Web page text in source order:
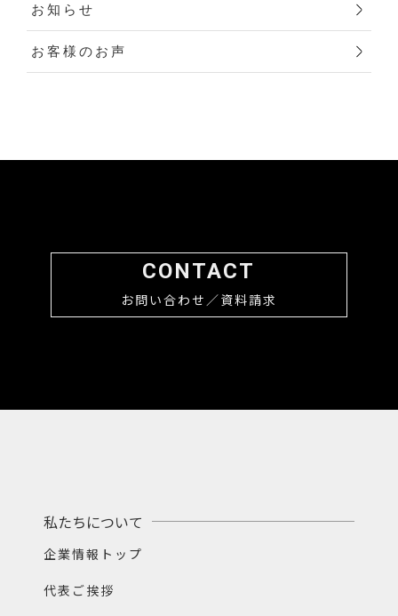
お知らせ
お客様のお声
CONTACT
お問い合わせ／資料請求
私たちについて
企業情報トップ
代表ご挨拶